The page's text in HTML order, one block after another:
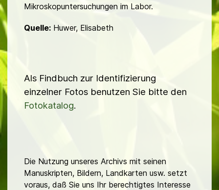
Mikroskopuntersuchungen im Labor.
Quelle: Huwer, Elisabeth
Als Findbuch zur Identifizierung
einzelner Fotos benutzen Sie bitte den
Fotokatalog.
Die Nutzung unseres Archivs mit seinen
Manuskripten, Bildern, Landkarten usw. setzt
voraus, daß Sie uns Ihr berechtigtes Interesse